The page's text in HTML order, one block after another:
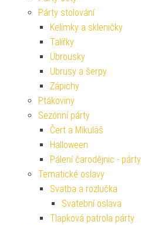
Párty stolování
Kelímky a skleničky
Talířky
Ubrousky
Ubrusy a šerpy
Zápichy
Ptákoviny
Sezónní párty
Čert a Mikuláš
Halloween
Pálení čarodějnic - párty
Tematické oslavy
Svatba a rozlučka
Svatební oslava
Tlapková patrola párty